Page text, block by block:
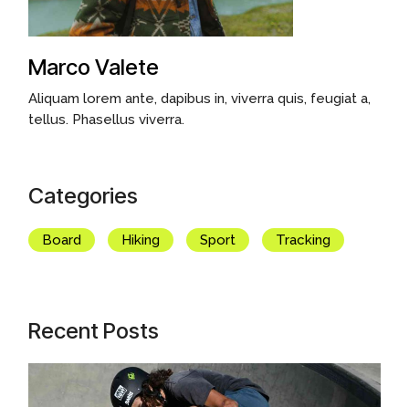
Marco Valete
Aliquam lorem ante, dapibus in, viverra quis, feugiat a,
tellus. Phasellus viverra.
Categories
Board Hiking Sport Tracking
Recent Posts